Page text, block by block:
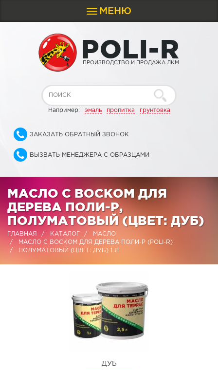
Toggle
navigation
МЕНЮ
POLI-R
ПРОИЗВОДСТВО И ПРОДАЖА ЛКМ
Например: эмаль пропитка грунтовка
ЗАКАЗАТЬ ОБРАТНЫЙ ЗВОНОК
ВЫЗВАТЬ МЕНЕДЖЕРА С ОБРАЗЦАМИ
МАСЛО С ВОСКОМ ДЛЯ
ДЕРЕВА ПОЛИ-Р,
ПОЛУМАТОВЫЙ (ЦВЕТ: ДУБ)
ГЛАВНАЯ КАТАЛОГ
МАСЛО
МАСЛО С ВОСКОМ ДЛЯ ДЕРЕВА ПОЛИ-Р (POLI-R)
ПОЛУМАТОВЫЙ (ЦВЕТ: ДУБ) 1 Л
ДУБ